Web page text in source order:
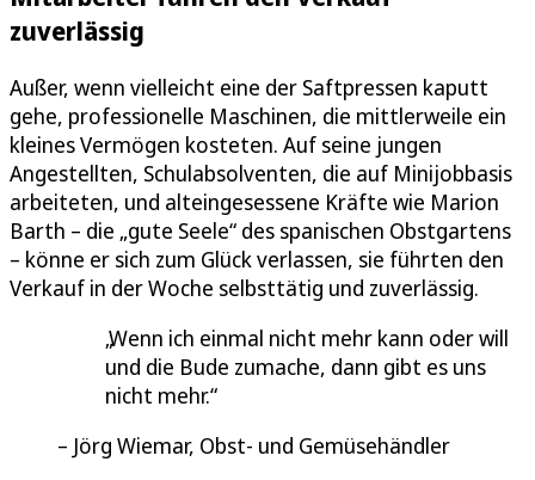
zuverlässig
Außer, wenn vielleicht eine der Saftpressen kaputt
gehe, professionelle Maschinen, die mittlerweile ein
kleines Vermögen kosteten. Auf seine jungen
Angestellten, Schulabsolventen, die auf Minijobbasis
arbeiteten, und alteingesessene Kräfte wie Marion
Barth – die „gute Seele“ des spanischen Obstgartens
– könne er sich zum Glück verlassen, sie führten den
Verkauf in der Woche selbsttätig und zuverlässig.
Wenn ich einmal nicht mehr kann oder will
und die Bude zumache, dann gibt es uns
nicht mehr.
Jörg Wiemar, Obst- und Gemüsehändler